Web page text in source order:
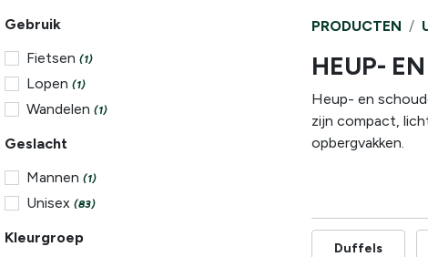
Gebruik
Fietsen (1)
Lopen (1)
Wandelen (1)
Geslacht
Mannen (1)
Unisex (83)
Kleurgroep
PRODUCTEN
HEUP-
Heup- en
zijn compact,
opbergvakken.
Duffels